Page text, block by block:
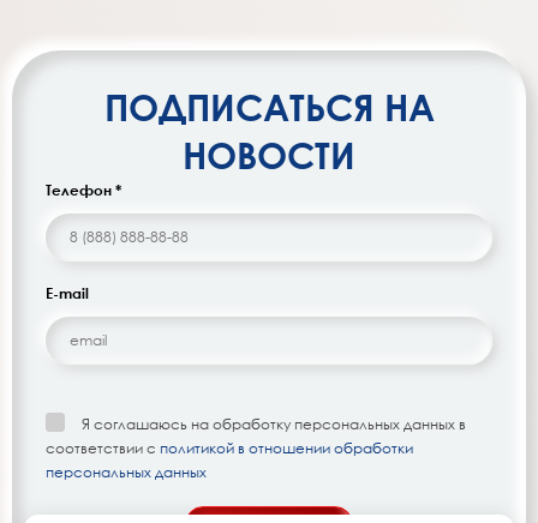
ПОДПИСАТЬСЯ НА
НОВОСТИ
Телефон *
E-mail
Я соглашаюсь на обработку персональных данных в
соответствии с политикой в отношении обработки
персональных данных